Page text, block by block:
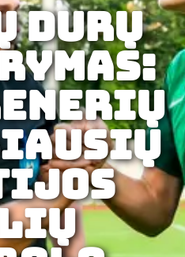
durų